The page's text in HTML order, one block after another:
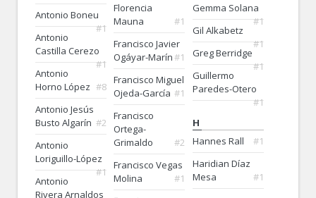
Antonio Boneu
#1
Antonio
Castilla Cerezo
#1
Antonio
Horno López #8
Antonio Jesús
Busto Algarín #2
Antonio
Loriguillo-López
#1
Antonio
Rivera Arnaldos
Florencia
Mauna
#1
Francisco Javier
Ogáyar-Marín#1
Francisco Miguel
Ojeda-García #1
Francisco
Ortega-
Grimaldo
#2
Francisco Vegas
Molina
#1
Gemma Solana
#1
Gil Alkabetz
#1
Greg Berridge
#1
Guillermo
Paredes-Otero
#1
H
Hannes Rall
#1
Haridian Díaz
Mesa
#1